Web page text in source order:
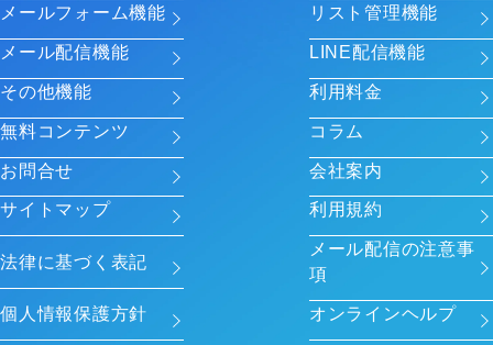
メールフォーム機能 リスト管理機能
メール配信機能 LINE配信機能
その他機能 利用料金
無料コンテンツ コラム
お問合せ 会社案内
サイトマップ 利用規約
法律に基づく表記
メール配信の注意事
項
個人情報保護方針 オンラインヘルプ